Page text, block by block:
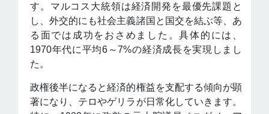
す。マルコス大統領は経済開発を最優先課題と
し、外交的にも社会主義諸国と国交を結ぶ等、あ
る面では成功をおさめました。具体的には、
1970年代に平均6～7%の経済成長を実現しまし
た。
政権後半になると経済的権益を支配する傾向が顕
著になり、テロやゲリラが日常化していきます。